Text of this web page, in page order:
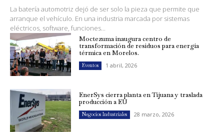
La batería automotriz dejó de ser solo la pieza que permite que
arranque el vehículo. En una industria marcada por sistemas
eléctricos, software, funciones...
Moctezuma inaugura centro de
transformación de residuos para energía
térmica en Morelos.
Eventos 1 abril, 2026
EnerSys cierra planta en Tijuana y traslada
producción a EU
Negocios Industriales 28 marzo, 2026